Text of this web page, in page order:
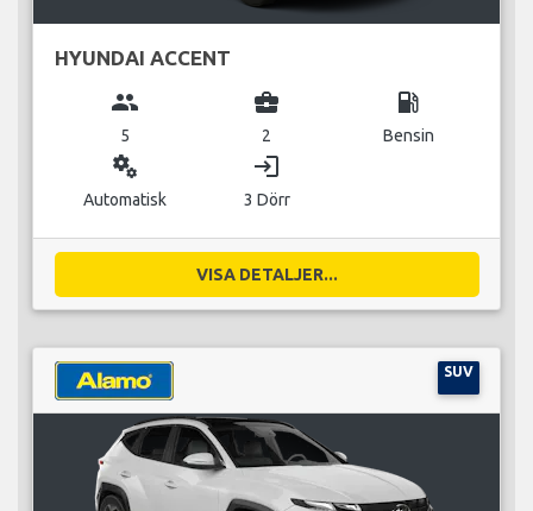
HYUNDAI ACCENT
group
5
business_center
2
local_gas_station
Bensin
miscellaneous_services
Automatisk
login
3 Dörr
VISA DETALJER...
SUV